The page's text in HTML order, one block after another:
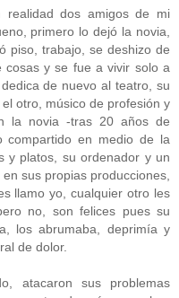
dos amigos de mi
primero lo dejó la novia,
piso, trabajo, se deshizo de
cosas y se fue a vivir solo a
de nuevo al teatro, su
otro, músico de profesión y
la novia -tras 20 años de
compartido en medio de la
y platos, su ordenador y un
sus propias producciones,
llamo yo, cualquier otro les
no, son felices pues su
los abrumaba, deprimía y
de dolor.
atacaron sus problemas